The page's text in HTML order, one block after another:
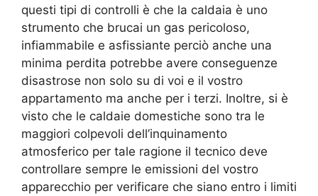
questi tipi di controlli è che la caldaia è uno
strumento che brucai un gas pericoloso,
infiammabile e asfissiante perciò anche una
minima perdita potrebbe avere conseguenze
disastrose non solo su di voi e il vostro
appartamento ma anche per i terzi. Inoltre, si è
visto che le caldaie domestiche sono tra le
maggiori colpevoli dell’inquinamento
atmosferico per tale ragione il tecnico deve
controllare sempre le emissioni del vostro
apparecchio per verificare che siano entro i limiti